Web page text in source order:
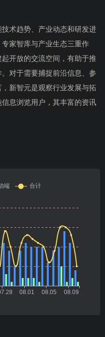
术趋势、产业动态和研发进
家智库与产业生态三重作
开放的交流空间，有助于推
对于需要捕捉前沿信息、参
新智元是观察行业发展与拓
息浏览用户，其丰富的资讯